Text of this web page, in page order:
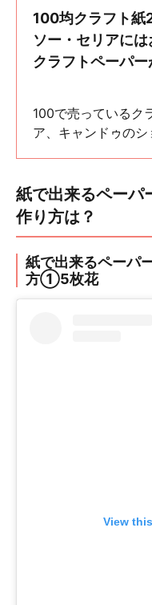
100均クラフト紙
ソー・セリアに
クラフトペーパー
100で売っているク
ア、キャンドゥのシ
紙で出来るペーパ
作り方は？
紙で出来るペーパ
方①5枚花
View